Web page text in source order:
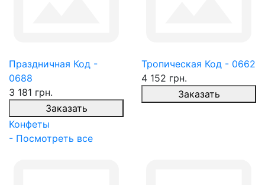
Праздничная Код -
0688
3 181 грн.
Заказать
Тропическая Код - 0662
4 152 грн.
Заказать
Конфеты
- Посмотреть все